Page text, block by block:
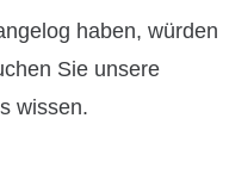
haben, würden
Sie unsere
wissen.